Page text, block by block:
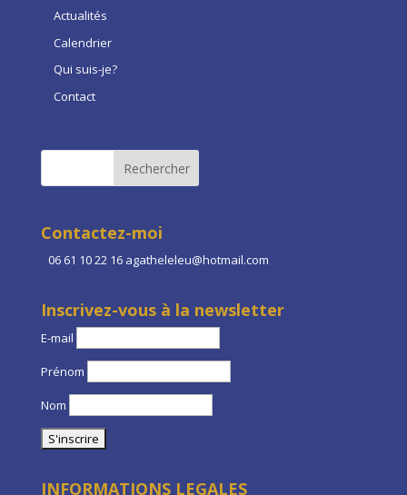
Actualités
Calendrier
Qui suis-je?
Contact
Contactez-moi
06 61 10 22 16 agatheleleu@hotmail.com
Inscrivez-vous à la newsletter
E-mail
Prénom
Nom
INFORMATIONS LEGALES